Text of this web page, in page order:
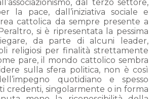
dal terzo settore,
la pace, dall’iniziativa sociale e
cattolica da sempre presente a
si è ripresentata la pessima
da parte di alcuni leader,
religiosi per finalità strettamente
pare, il mondo cattolico sembra
sulla sfera politica, non è così
quotidiano e spesso
credenti, singolarmente o in forma